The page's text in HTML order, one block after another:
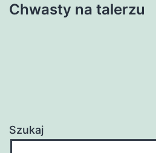
Chwasty na talerzu
Szukaj